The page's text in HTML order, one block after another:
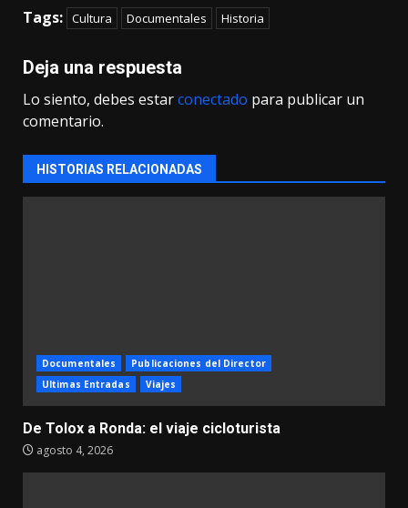
Tags: Cultura Documentales Historia
Deja una respuesta
Lo siento, debes estarconectado para publicar un
comentario.
HISTORIAS RELACIONADAS
Documentales
Publicaciones del Director
Ultimas Entradas
Viajes
De Tolox a Ronda: el viaje cicloturista
agosto 4, 2026